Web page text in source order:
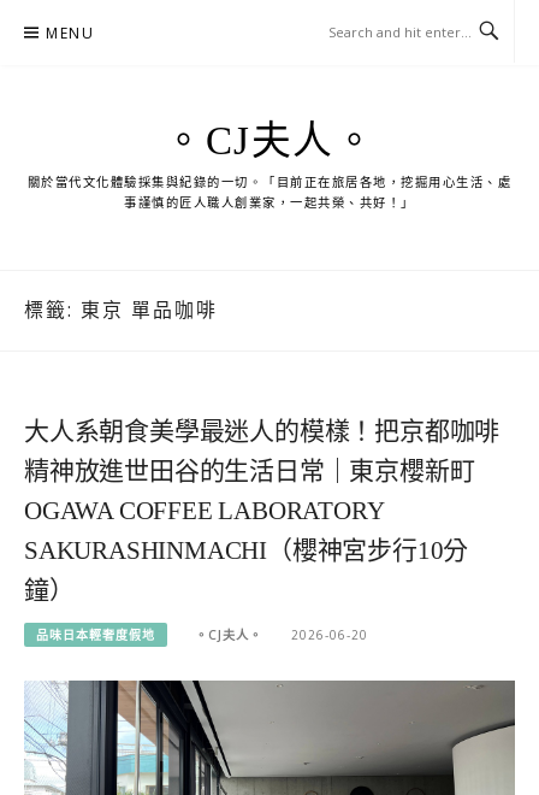
MENU
。CJ夫人。
關於當代文化體驗採集與紀錄的一切。「目前正在旅居各地，挖掘用心生活、處
事謹慎的匠人職人創業家，一起共榮、共好！」
標籤: 東京 單品咖啡
大人系朝食美學最迷人的模樣！把京都咖啡
精神放進世田谷的生活日常｜東京櫻新町
OGAWA COFFEE LABORATORY
SAKURASHINMACHI（櫻神宮步行10分
鐘）
品味日本輕奢度假地 。CJ夫人。 2026-06-20